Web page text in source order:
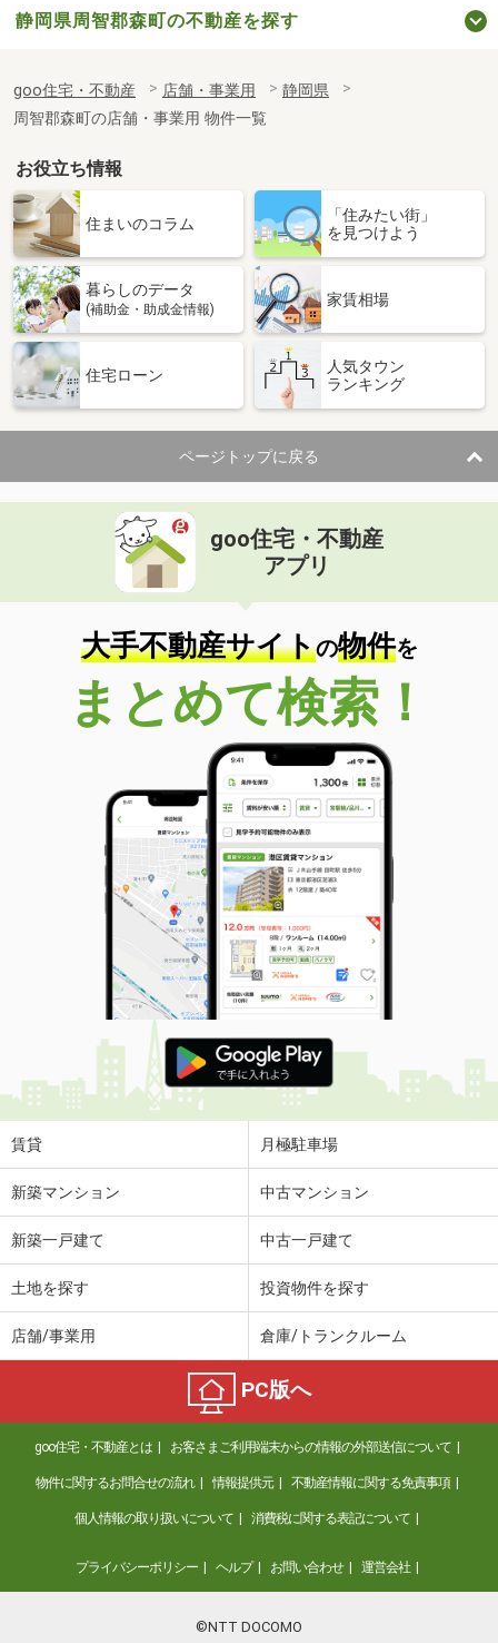
静岡県周智郡森町の不動産を探す
goo住宅・不動産 店舗・事業用
静岡県
周智郡森町の店舗・事業用 物件一覧
お役立ち情報
住まいのコラム
「住みたい街」
を見つけよう
暮らしのデータ
(補助金・助成金情報)
家賃相場
住宅ローン
人気タウン
ランキング
ページトップに戻る
goo住宅・不動産
アプリ
大手不動産サイトの物件を
まとめて検索！
賃貸 月極駐車場
新築マンション 中古マンション
新築一戸建て 中古一戸建て
土地を探す 投資物件を探す
店舗/事業用 倉庫/トランクルーム
PC版へ
goo住宅・不動産とは お客さまご利用端末からの情報の外部送信について
物件に関するお問合せの流れ 情報提供元 不動産情報に関する免責事項
個人情報の取り扱いについて 消費税に関する表記について
プライバシーポリシー ヘルプ お問い合わせ 運営会社
©NTT DOCOMO